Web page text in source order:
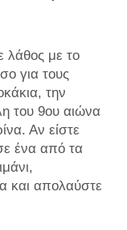
λάθος με το
για τους
την
του 9ου αιώνα
Αν είστε
ένα από τα
και απολαύστε